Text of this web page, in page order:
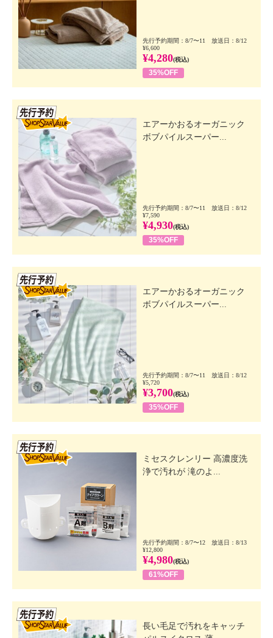
先行予約期間：8/7〜11 放送日：8/12
¥6,600
¥4,280(税込)
35%OFF
エアーかおるオーガニック
ボブパイルスーパー...
先行予約期間：8/7〜11 放送日：8/12
¥7,590
¥4,930(税込)
35%OFF
エアーかおるオーガニック
ボブパイルスーパー...
先行予約期間：8/7〜11 放送日：8/12
¥5,720
¥3,700(税込)
35%OFF
ミセスクレンリー 高濃度洗
浄で汚れが 滝のよ...
先行予約期間：8/7〜12 放送日：8/13
¥12,800
¥4,980(税込)
61%OFF
長い毛足で汚れをキャッチ